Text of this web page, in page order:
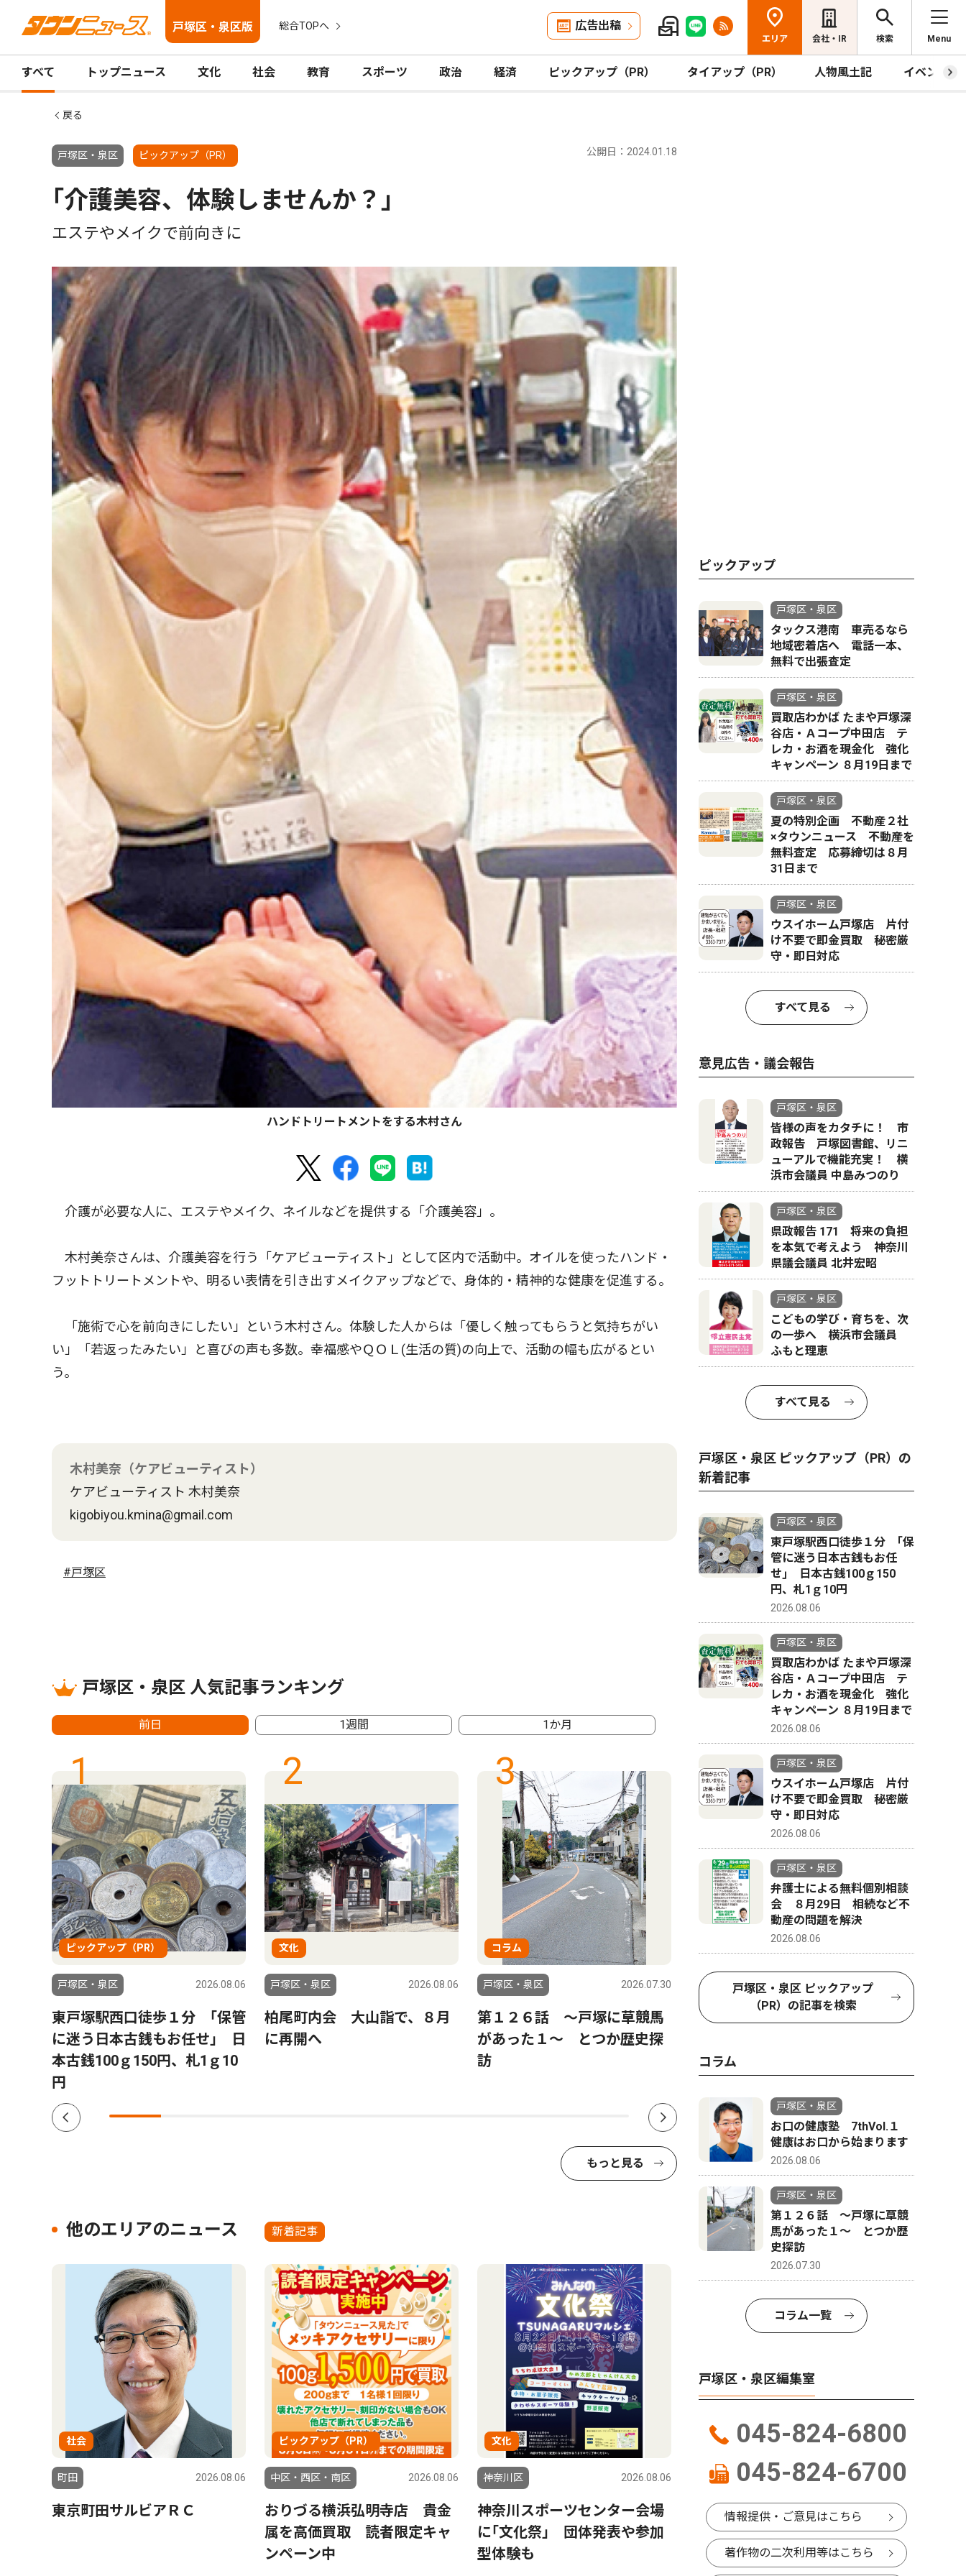
戸塚区・泉区版 総合TOPへ 広告出稿
エリア 会社・IR 検索 Menu
すべて トップニュース 文化 社会 教育 スポーツ 政治 経済 ピックアップ（PR） タイアップ（PR） 人物風土記 イベント
戻る
戸塚区・泉区 ピックアップ（PR） 公開日：2024.01.18
｢介護美容、体験しませんか？｣
エステやメイクで前向きに
ハンドトリートメントをする木村さん
介護が必要な人に、エステやメイク、ネイルなどを提供する「介護美容」。
木村美奈さんは、介護美容を行う「ケアビューティスト」として区内で活動中。オイルを使ったハンド・
フットトリートメントや、明るい表情を引き出すメイクアップなどで、身体的・精神的な健康を促進する。
「施術で心を前向きにしたい」という木村さん。体験した人からは「優しく触ってもらうと気持ちがい
い」「若返ったみたい」と喜びの声も多数。幸福感やＱＯＬ(生活の質)の向上で、活動の幅も広がるとい
う。
木村美奈（ケアビューティスト）
ケアビューティスト 木村美奈
kigobiyou.kmina@gmail.com
#戸塚区
戸塚区・泉区 人気記事ランキング
前日 1週間 1か月
1
ピックアップ（PR）
戸塚区・泉区 2026.08.06
東戸塚駅西口徒歩１分 ｢保管
に迷う日本古銭もお任せ｣ 日
本古銭100ｇ150円、札1ｇ10
円
2
文化
戸塚区・泉区 2026.08.06
柏尾町内会 大山詣で、８月
に再開へ
3
コラム
戸塚区・泉区 2026.07.30
第１２６話 〜戸塚に草競馬
があった１〜 とつか歴史探
訪
4
戸塚区・泉区 2026.08.06
山中市長の言動「パワハラ」
公表
戸塚区・泉
横浜市
もっと見る
他のエリアのニュース 新着記事
社会
町田 2026.08.06
東京町田サルビアＲＣ
ピックアップ（PR）
中区・西区・南区 2026.08.06
おりづる横浜弘明寺店 貴金
属を高価買取 読者限定キャ
ンペーン中
文化
神奈川区 2026.08.06
神奈川スポーツセンター会場
に｢文化祭｣ 団体発表や参加
型体験も
ピックアップ
戸塚区・泉区
タックス港南 車売るなら
地域密着店へ 電話一本、
無料で出張査定
戸塚区・泉区
買取店わかば たまや戸塚深
谷店・Ａコープ中田店 テ
レカ・お酒を現金化 強化
キャンペーン ８月19日まで
戸塚区・泉区
夏の特別企画 不動産２社
×タウンニュース 不動産を
無料査定 応募締切は８月
31日まで
戸塚区・泉区
ウスイホーム戸塚店 片付
け不要で即金買取 秘密厳
守・即日対応
すべて見る
意見広告・議会報告
戸塚区・泉区
皆様の声をカタチに！ 市
政報告 戸塚図書館、リニ
ューアルで機能充実！ 横
浜市会議員 中島みつのり
戸塚区・泉区
県政報告 171 将来の負担
を本気で考えよう 神奈川
県議会議員 北井宏昭
戸塚区・泉区
こどもの学び・育ちを、次
の一歩へ 横浜市会議員
ふもと理恵
すべて見る
戸塚区・泉区 ピックアップ（PR）の
新着記事
戸塚区・泉区
東戸塚駅西口徒歩１分 ｢保
管に迷う日本古銭もお任
せ｣ 日本古銭100ｇ150
円、札1ｇ10円
2026.08.06
戸塚区・泉区
買取店わかば たまや戸塚深
谷店・Ａコープ中田店 テ
レカ・お酒を現金化 強化
キャンペーン ８月19日まで
2026.08.06
戸塚区・泉区
ウスイホーム戸塚店 片付
け不要で即金買取 秘密厳
守・即日対応
2026.08.06
戸塚区・泉区
弁護士による無料個別相談
会 ８月29日 相続など不
動産の問題を解決
2026.08.06
戸塚区・泉区 ピックアップ
（PR）の記事を検索
コラム
戸塚区・泉区
お口の健康塾 7thVol.１
健康はお口から始まります
2026.08.06
戸塚区・泉区
第１２６話 〜戸塚に草競
馬があった１〜 とつか歴
史探訪
2026.07.30
コラム一覧
戸塚区・泉区編集室
045-824-6800
045-824-6700
情報提供・ご意見はこちら
著作物の二次利用等はこちら